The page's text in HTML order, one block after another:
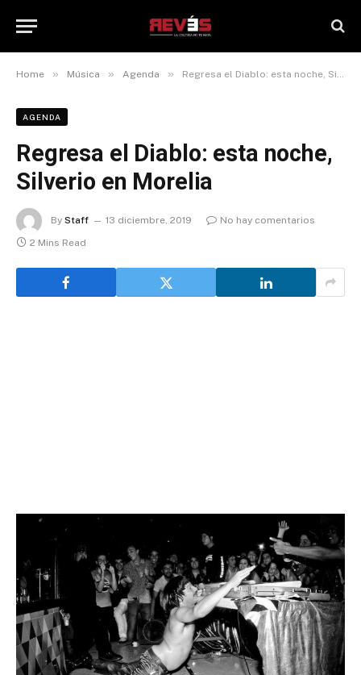
Home » Música » Agenda » Regresa el Diablo: esta noche, Silverio en Morelia
AGENDA
Regresa el Diablo: esta noche,
Silverio en Morelia
By Staff 13 diciembre, 2019
No hay comentarios
2 Mins Read